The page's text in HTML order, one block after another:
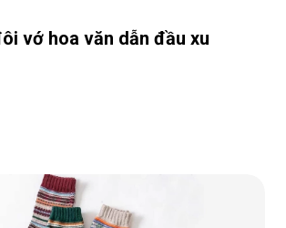
vớ hoa văn dẫn đầu xu